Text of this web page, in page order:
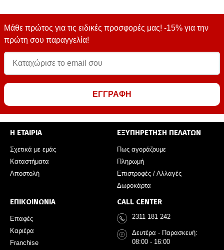
Μάθε πρώτος για τις ειδικές προσφορές μας! -15% για την
πρώτη σου παραγγελία!
ΕΓΓΡΑΦΗ
Η ΕΤΑΙΡΙΑ
Σχετικά με εμάς
Καταστήματα
Αποστολή
ΕΞΥΠΗΡΕΤΗΣΗ ΠΕΛΑΤΩΝ
Πως αγοράζουμε
Πληρωμή
Επιστροφές / Αλλαγές
Δωροκάρτα
ΕΠΙΚΟΙΝΩΝΙΑ
Επαφές
Καριέρα
Franchise
CALL CENTER
2311 181 242
Δευτέρα - Παρασκευή:
08:00 - 16:00